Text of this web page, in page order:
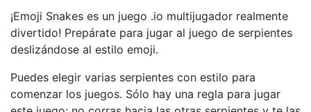
¡Emoji Snakes es un juego .io multijugador realmente
divertido! Prepárate para jugar al juego de serpientes
deslizándose al estilo emoji.
Puedes elegir varias serpientes con estilo para
comenzar los juegos. Sólo hay una regla para jugar